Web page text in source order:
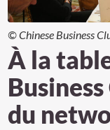
© Chinese Business
À la
du